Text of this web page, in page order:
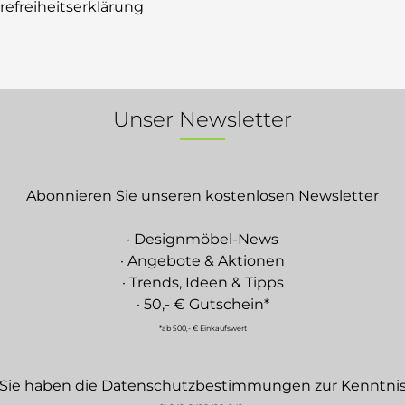
Unser Newsletter
Abonnieren Sie unseren kostenlosen Newsletter
· Designmöbel-News
· Angebote & Aktionen
· Trends, Ideen & Tipps
· 50,- € Gutschein*
*ab 500,- € Einkaufswert
Sie haben die Datenschutzbestimmungen zur